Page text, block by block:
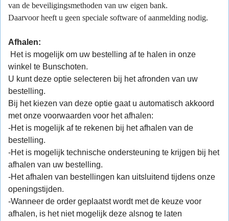
van de beveiligingsmethoden van uw eigen bank.
Daarvoor heeft u geen speciale software of aanmelding nodig.
Afhalen:
Het is mogelijk om uw bestelling af te halen in onze
winkel te Bunschoten.
U kunt deze optie selecteren bij het afronden van uw
bestelling.
Bij het kiezen van deze optie gaat u automatisch akkoord
met onze voorwaarden voor het afhalen:
-Het is mogelijk af te rekenen bij het afhalen van de
bestelling.
-Het is mogelijk technische ondersteuning te krijgen bij het
afhalen van uw bestelling.
-Het afhalen van bestellingen kan uitsluitend tijdens onze
openingstijden.
-Wanneer de order geplaatst wordt met de keuze voor
afhalen, is het niet mogelijk deze alsnog te laten